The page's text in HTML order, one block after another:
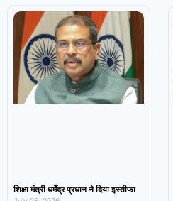
शिक्षा मंत्री धर्मेंद्र प्रधान ने दिया इस्तीफा